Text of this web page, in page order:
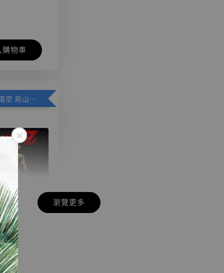
購物車
加購優惠【悟空 鳥山明紀念款 [奇蹟工作室]】
貨】七龍珠
雕像 悟空
念款 [奇蹟
瀏覽更多